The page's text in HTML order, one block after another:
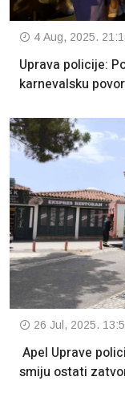
4 Aug, 2025.
Uprava policije:
karnevalsku
26 Jul, 2025.
Apel Uprave
smiju ostati